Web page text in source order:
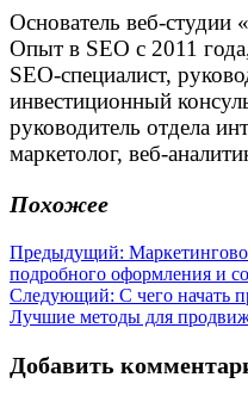
Основатель веб-
Опыт в SEO с 2011
SEO-специалист,
инвестиционный
руководитель отдела
маркетолог, веб-
Похожее
Навигация
по
записям
Предыдущий: Предыдущая
запись:
подробного оформления и
Следующий: Следующая
запись:
С чего начать
Лучшие методы для
Добавить